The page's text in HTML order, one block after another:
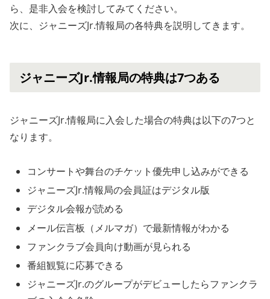
ら、是非入会を検討してみてください。
次に、ジャニーズJr.情報局の各特典を説明してきます。
ジャニーズJr.情報局の特典は7つある
ジャニーズJr.情報局に入会した場合の特典は以下の7つと
なります。
コンサートや舞台のチケット優先申し込みができる
ジャニーズJr.情報局の会員証はデジタル版
デジタル会報が読める
メール伝言板（メルマガ）で最新情報がわかる
ファンクラブ会員向け動画が見られる
番組観覧に応募できる
ジャニーズJr.のグループがデビューしたらファンクラ